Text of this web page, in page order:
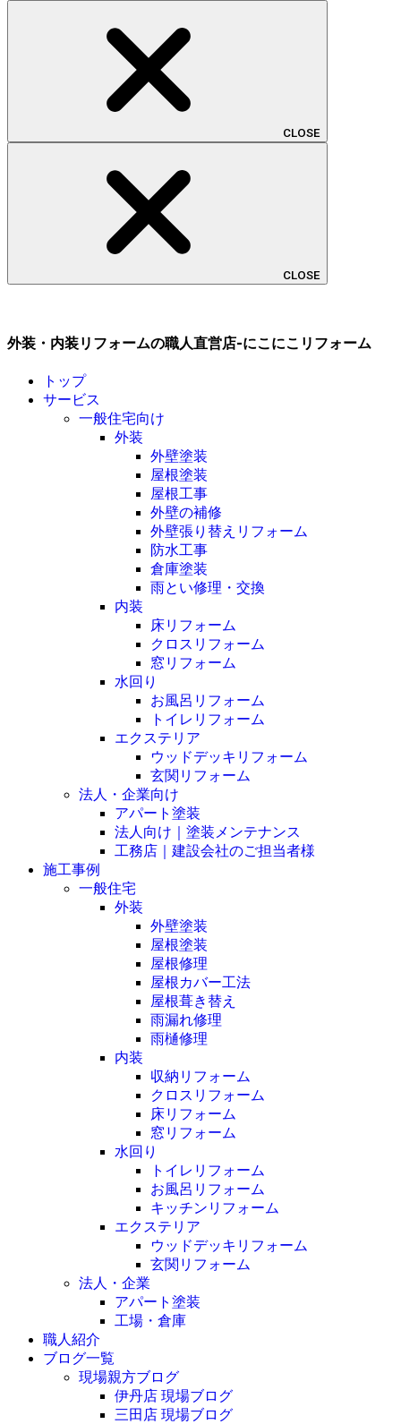
CLOSE
CLOSE
外装・内装リフォームの職人直営店-にこにこリフォーム
トップ
サービス
一般住宅向け
外装
外壁塗装
屋根塗装
屋根工事
外壁の補修
外壁張り替えリフォーム
防水工事
倉庫塗装
雨とい修理・交換
内装
床リフォーム
クロスリフォーム
窓リフォーム
水回り
お風呂リフォーム
トイレリフォーム
エクステリア
ウッドデッキリフォーム
玄関リフォーム
法人・企業向け
アパート塗装
法人向け｜塗装メンテナンス
工務店｜建設会社のご担当者様
施工事例
一般住宅
外装
外壁塗装
屋根塗装
屋根修理
屋根カバー工法
屋根葺き替え
雨漏れ修理
雨樋修理
内装
収納リフォーム
クロスリフォーム
床リフォーム
窓リフォーム
水回り
トイレリフォーム
お風呂リフォーム
キッチンリフォーム
エクステリア
ウッドデッキリフォーム
玄関リフォーム
法人・企業
アパート塗装
工場・倉庫
職人紹介
ブログ一覧
現場親方ブログ
伊丹店 現場ブログ
三田店 現場ブログ